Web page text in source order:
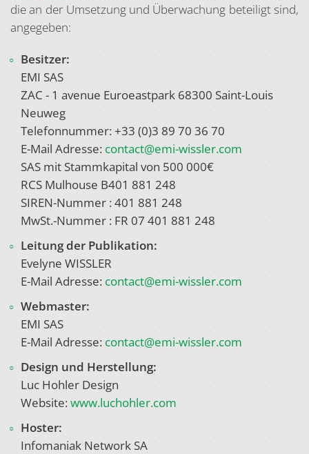
die an der Umsetzung und Überwachung beteiligt sind,
angegeben:
Besitzer:
EMI SAS
ZAC - 1 avenue Euroeastpark 68300 Saint-Louis
Neuweg
Telefonnummer: +33 (0)3 89 70 36 70
E-Mail Adresse: contact@emi-wissler.com
SAS mit Stammkapital von 500 000€
RCS Mulhouse B401 881 248
SIREN-Nummer : 401 881 248
MwSt.-Nummer : FR 07 401 881 248
Leitung der Publikation:
Evelyne WISSLER
E-Mail Adresse: contact@emi-wissler.com
Webmaster:
EMI SAS
E-Mail Adresse: contact@emi-wissler.com
Design und Herstellung:
Luc Hohler Design
Website:www.luchohler.com
Hoster:
Infomaniak Network SA